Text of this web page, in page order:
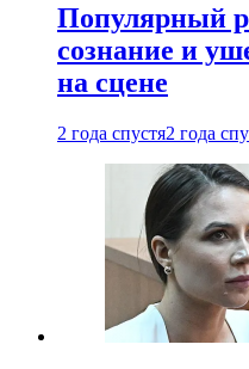
Популярный
сознание и
на сцене
2 года спустя2 года